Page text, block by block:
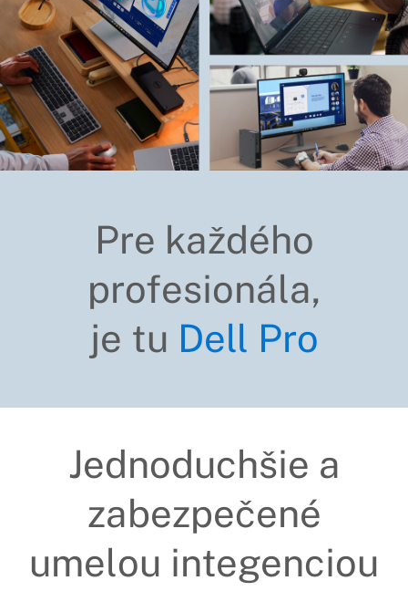
Pre každého
profesionála,
je tu Dell Pro
Jednoduchšie a
zabezpečené
umelou integenciou